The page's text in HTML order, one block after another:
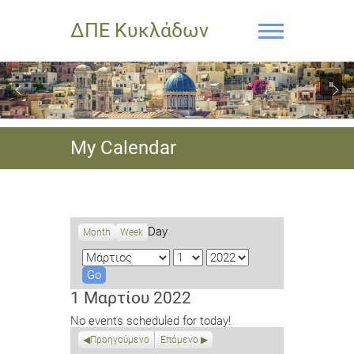
ΔΠΕ Κυκλάδων
My Calendar
Month Week Day
M
o
n
h
D
y
Y
a
1 Μαρτίου 2022
No events scheduled for today!
Προηγούμενο Επόμενο